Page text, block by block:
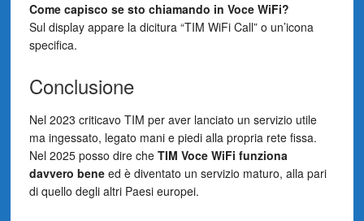
Come capisco se sto chiamando in Voce WiFi?
Sul display appare la dicitura “TIM WiFi Call” o un’icona
specifica.
Conclusione
Nel 2023 criticavo TIM per aver lanciato un servizio utile
ma ingessato, legato mani e piedi alla propria rete fissa.
Nel 2025 posso dire che TIM Voce WiFi funziona
davvero beneed è diventato un servizio maturo, alla pari
di quello degli altri Paesi europei.